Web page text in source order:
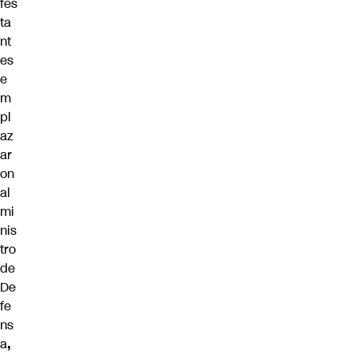
ta
nt
es
e
m
pl
az
ar
on
al
mi
nis
tro
de
De
fe
ns
a,